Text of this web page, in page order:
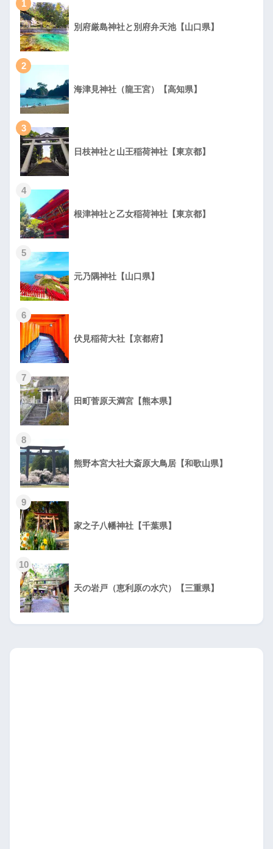
1
別府厳島神社と別府弁天池【山口県】
2
海津見神社（龍王宮）【高知県】
3
日枝神社と山王稲荷神社【東京都】
4
根津神社と乙女稲荷神社【東京都】
5
元乃隅神社【山口県】
6
伏見稲荷大社【京都府】
7
田町菅原天満宮【熊本県】
8
熊野本宮大社大斎原大鳥居【和歌山県】
9
家之子八幡神社【千葉県】
10
天の岩戸（恵利原の水穴）【三重県】